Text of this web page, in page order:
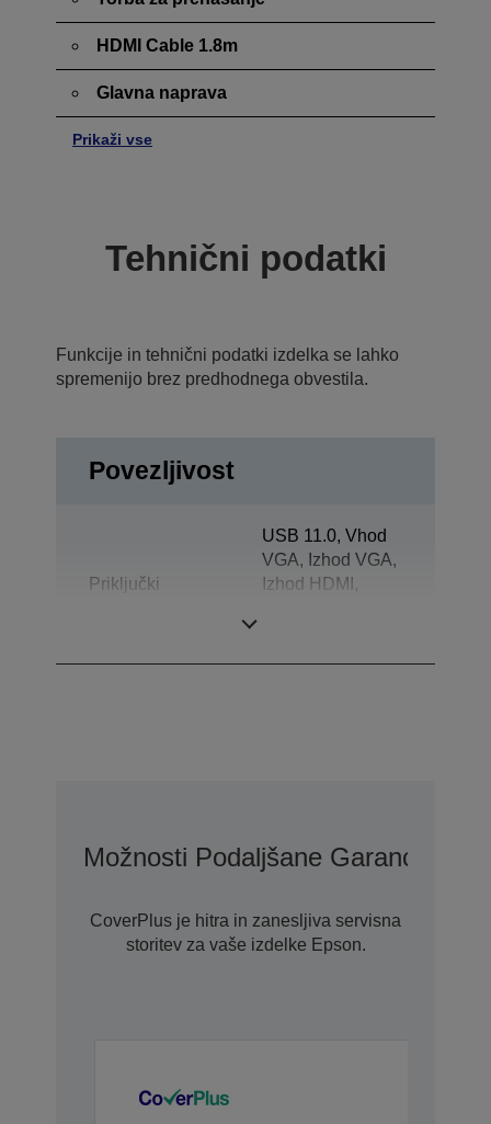
HDMI Cable 1.8m
Glavna naprava
Prikaži vse
Tehnični podatki
Funkcije in tehnični podatki izdelka se lahko
spremenijo brez predhodnega obvestila.
Povezljivost
Priključki
USB 11.0, Vhod
VGA, Izhod VGA,
Izhod HDMI,
Možnosti Podaljšane Garancije S
CoverPlus je hitra in zanesljiva servisna
storitev za vaše izdelke Epson.